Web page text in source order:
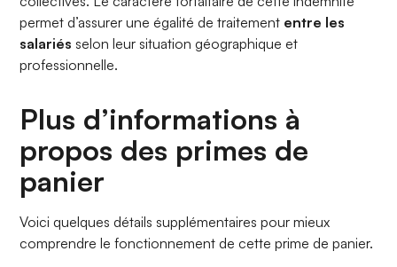
permet d’assurer une égalité de traitement entre les
salariés selon leur situation géographique et
professionnelle.
Plus d’informations à
propos des primes de
panier
Voici quelques détails supplémentaires pour mieux
comprendre le fonctionnement de cette prime de panier.